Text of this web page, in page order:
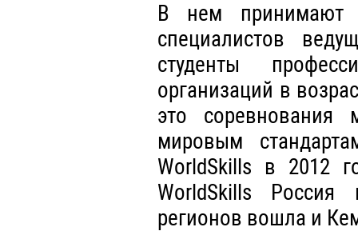
В нем принимают
специалистов
студенты
организаций в
это соревнования
мировым
WorldSkills в 2012
WorldSkills Россия
регионов вошла и